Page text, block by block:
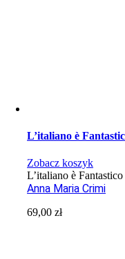
L’italiano è
Zobacz koszyk
L’italiano è
Anna Maria Crimi
69,00zł